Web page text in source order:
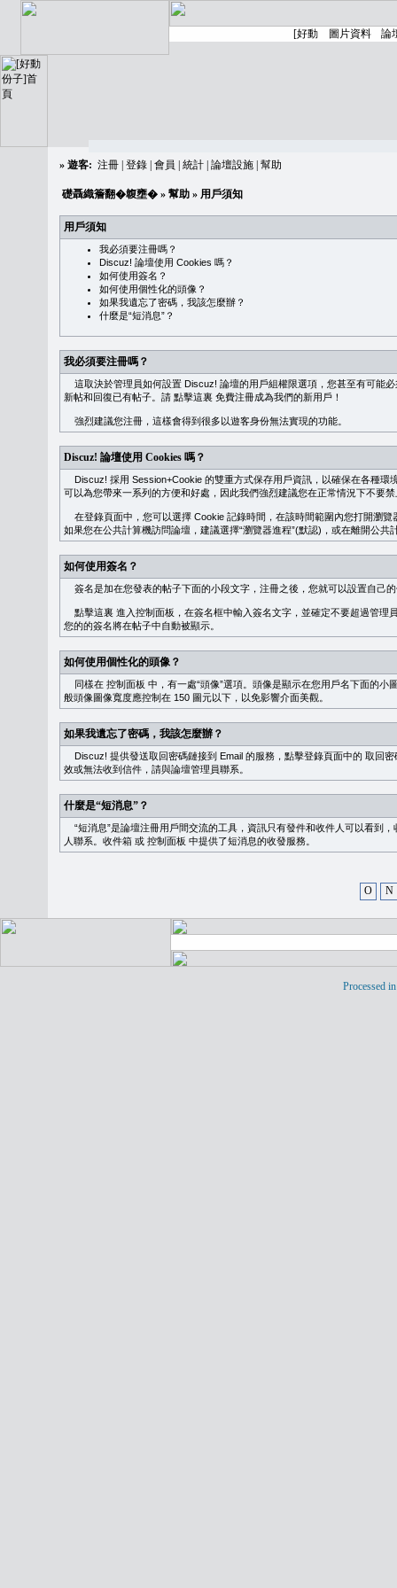
» 遊客: 注冊 登錄 會員 統計 論壇設施 幫助
礎聶織簷翻�䪖壅� » 幫助 » 用戶須知
用戶須知
我必須要注冊嗎？
Discuz! 論壇使用 Cookies 嗎？
如何使用簽名？
如何使用個性化的頭像？
如果我遺忘了密碼，我該怎麼辦？
什麼是“短消息”？
我必須要注冊嗎？
這取決於管理員如何設置 Discuz! 論壇的用戶組權限選項，您甚至有可能
新帖和回復已有帖子。請 點擊這裏 免費注冊成為我們的新用戶！
強烈建議您注冊，這樣會得到很多以遊客身份無法實現的功能。
Discuz! 論壇使用 Cookies 嗎？
Discuz! 採用 Session+Cookie 的雙重方式保存用戶資訊，以確保在各種環
可以為您帶來一系列的方便和好處，因此我們強烈建議您在正常情況下不要
在登錄頁面中，您可以選擇 Cookie 記錄時間，在該時間範圍內您打開瀏
如果您在公共計算機訪問論壇，建議選擇“瀏覽器進程”(默認)，或在離開公共
如何使用簽名？
簽名是加在您發表的帖子下面的小段文字，注冊之後，您就可以設置自己
點擊這裏 進入控制面板，在簽名框中輸入簽名文字，並確定不要超過管
您的的簽名將在帖子中自動被顯示。
如何使用個性化的頭像？
同樣在 控制面板 中，有一處“頭像”選項。頭像是顯示在您用戶名下面的
般頭像圖像寬度應控制在 150 圖元以下，以免影響介面美觀。
如果我遺忘了密碼，我該怎麼辦？
Discuz! 提供發送取回密碼鏈接到 Email 的服務，點擊登錄頁面中的 取回密
效或無法收到信件，請與論壇管理員聯系。
什麼是“短消息”？
“短消息”是論壇注冊用戶間交流的工具，資訊只有發件和收件人可以看到
人聯系。 收件箱 或 控制面板 中提供了短消息的收發服務。
O N
Processed